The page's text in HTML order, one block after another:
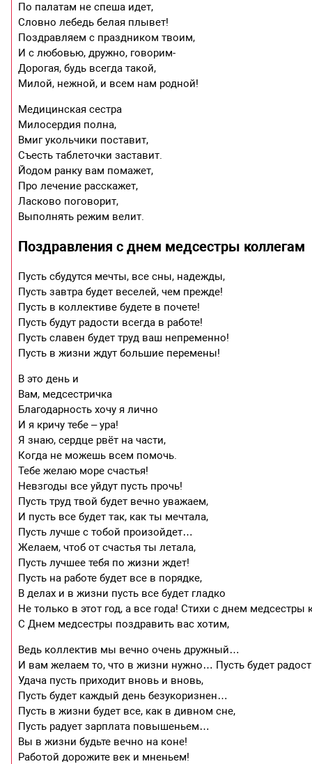
По палатам не спеша идет,
Словно лебедь белая плывет!
Поздравляем с праздником твоим,
И с любовью, дружно, говорим-
Дорогая, будь всегда такой,
Милой, нежной, и всем нам родной!
Медицинская сестра
Милосердия полна,
Вмиг укольчики поставит,
Съесть таблеточки заставит.
Йодом ранку вам помажет,
Про лечение расскажет,
Ласково поговорит,
Выполнять режим велит.
Поздравления с днем медсестры коллегам
Пусть сбудутся мечты, все сны, надежды,
Пусть завтра будет веселей, чем прежде!
Пусть в коллективе будете в почете!
Пусть будут радости всегда в работе!
Пусть славен будет труд ваш непременно!
Пусть в жизни ждут большие перемены!
В это день и
Вам, медсестричка
Благодарность хочу я лично
И я кричу тебе – ура!
Я знаю, сердце рвёт на части,
Когда не можешь всем помочь.
Тебе желаю море счастья!
Невзгоды все уйдут пусть прочь!
Пусть труд твой будет вечно уважаем,
И пусть все будет так, как ты мечтала,
Пусть лучше с тобой произойдет…
Желаем, чтоб от счастья ты летала,
Пусть лучшее тебя по жизни ждет!
Пусть на работе будет все в порядке,
В делах и в жизни пусть все будет гладко
Не только в этот год, а все года! Стихи с днем медсестры
С Днем медсестры поздравить вас хотим,
Ведь коллектив мы вечно очень дружный…
И вам желаем то, что в жизни нужно… Пусть будет
Удача пусть приходит вновь и вновь,
Пусть будет каждый день безукоризнен…
Пусть в жизни будет все, как в дивном сне,
Пусть радует зарплата повышеньем…
Вы в жизни будьте вечно на коне!
Работой дорожите век и мненьем!